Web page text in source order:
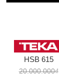
HSB 615
20.000.000₫